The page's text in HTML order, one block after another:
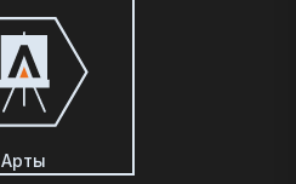
Арты